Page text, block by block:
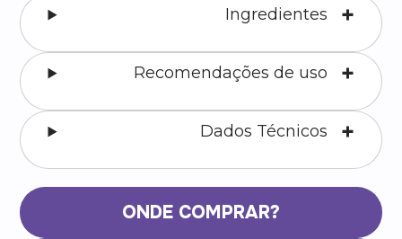
Ingredientes
Recomendações de uso
Dados Técnicos
ONDE COMPRAR?